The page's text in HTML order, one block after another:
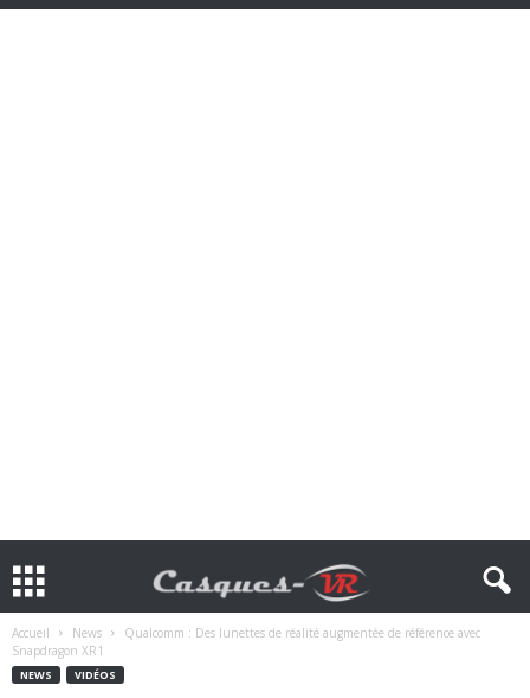
Accueil News
Qualcomm : Des lunettes de réalité augmentée de référence avec
Snapdragon XR1
NEWS VIDÉOS